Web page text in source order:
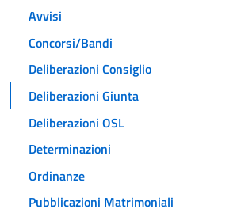
Avvisi
Concorsi/Bandi
Deliberazioni Consiglio
Deliberazioni Giunta
Deliberazioni OSL
Determinazioni
Ordinanze
Pubblicazioni Matrimoniali